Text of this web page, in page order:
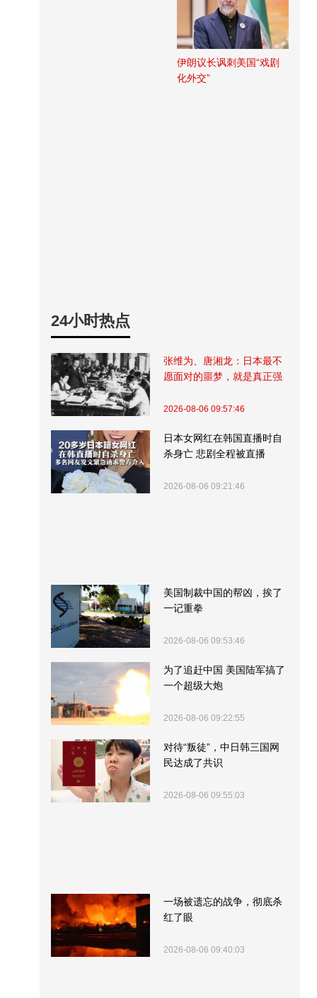
伊朗议长讽刺美国“戏剧
化外交”
24小时热点
张维为、唐湘龙：日本最不
愿面对的噩梦，就是真正强
2026-08-06 09:57:46
日本女网红在韩国直播时自
杀身亡 悲剧全程被直播
2026-08-06 09:21:46
美国制裁中国的帮凶，挨了
一记重拳
2026-08-06 09:53:46
为了追赶中国 美国陆军搞了
一个超级大炮
2026-08-06 09:22:55
对待“叛徒”，中日韩三国网
民达成了共识
2026-08-06 09:55:03
一场被遗忘的战争，彻底杀
红了眼
2026-08-06 09:40:03